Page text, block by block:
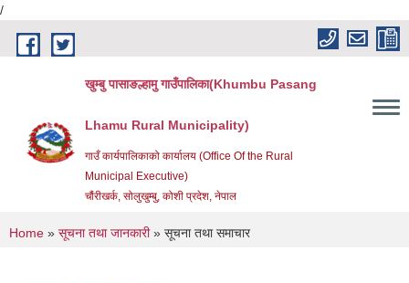
/
Skip to main content
खुम्बु पासाङल्हामु गाउँपालिका(Khumbu Pasang
Lhamu Rural Municipality)
गाउँ कार्यपालिकाको कार्यालय (Office Of the Rural
Municipal Executive)
चौंरीखर्क, सोलुखुम्बु, कोशी प्रदेश, नेपाल
You are here
Home » सूचना तथा जानकारी» सूचना तथा समाचार